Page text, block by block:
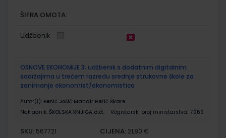
ŠIFRA OMOTA:
Udžbenik
OSNOVE EKONOMIJE 3; udžbenik s dodatnim digitalnim
sadržajima u trećem razredu srednje strukovne škole za
zanimanje ekonomist/ekonomistica
Autor(i): Benić Jošić Mandir Režić Škare
Nakladnik: ŠKOLSKA KNJIGA d.d. Registarski broj ministarstva: 7069
SKU: 567721 CIJENA: 21,80 €